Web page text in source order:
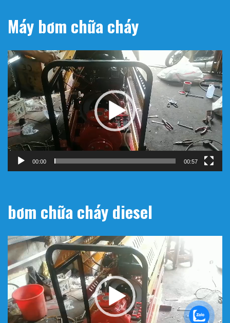
Máy bơm chữa cháy
Trình
chơi
Video
00:00 00:57
bơm chữa cháy diesel
Trình
chơi
Video